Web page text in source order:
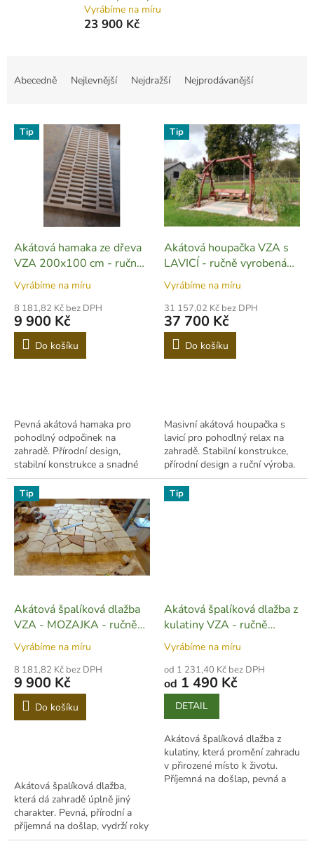
Vyrábíme na míru
23 900 Kč
Abecedně Nejlevnější Nejdražší Nejprodávanější
V
d
Tip
Akátová hamaka ze dřeva
VZA 200x100 cm - ručně
vyrobená - D17
Vyrábíme na míru
8 181,82 Kč bez DPH
9 900 Kč
Do košíku
Pevná akátová hamaka pro
pohodlný odpočinek na
zahradě. Přírodní design,
stabilní konstrukce a snadné
zavěšení.
Tip
Akátová houpačka VZA s
LAVICÍ - ručně vyrobená
DH03
Vyrábíme na míru
31 157,02 Kč bez DPH
37 700 Kč
Do košíku
Masivní akátová houpačka s
lavicí pro pohodlný relax na
zahradě. Stabilní konstrukce,
přírodní design a ruční výroba.
Tip
Akátová špalíková dlažba
VZA - MOZAJKA - ručně
vyrobená - D19
Vyrábíme na míru
8 181,82 Kč bez DPH
9 900 Kč
Do košíku
Akátová špalíková dlažba,
která dá zahradě úplně jiný
charakter. Pevná, přírodní a
příjemná na došlap, vydrží roky
bez starostí.
Tip
Akátová špalíková dlažba z
kulatiny VZA - ručně
vyrobená - D20
Vyrábíme na míru
od 1 231,40 Kč bez DPH
od 1 490 Kč
DETAIL
Akátová špalíková dlažba z
kulatiny, která promění zahradu
v přirozené místo k životu.
Příjemná na došlap, pevná a